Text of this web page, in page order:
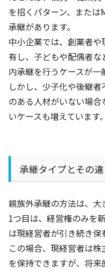
を招くパターン、または
承継があります。
中小企業では、創業者
有し、子どもや配偶者
内承継を行うケースが一
しかし、少子化や後継
のある人材がいない場
いケースも増えています。
承継タイプとその
親族外承継の方法は、大
1つ目は、経営権のみを
は現経営者が引き続き保
この場合、現経営者は
を保持できますが、将